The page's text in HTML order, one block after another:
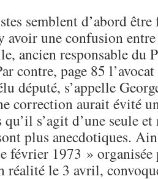
semblent d’abord être
une confusion entre
ancien responsable du
contre, page 85
député, s’appelle
correction aurait évité
s’agit d’une seule
plus anecdotiques.
février 1973 »
réalité le 3 avril,